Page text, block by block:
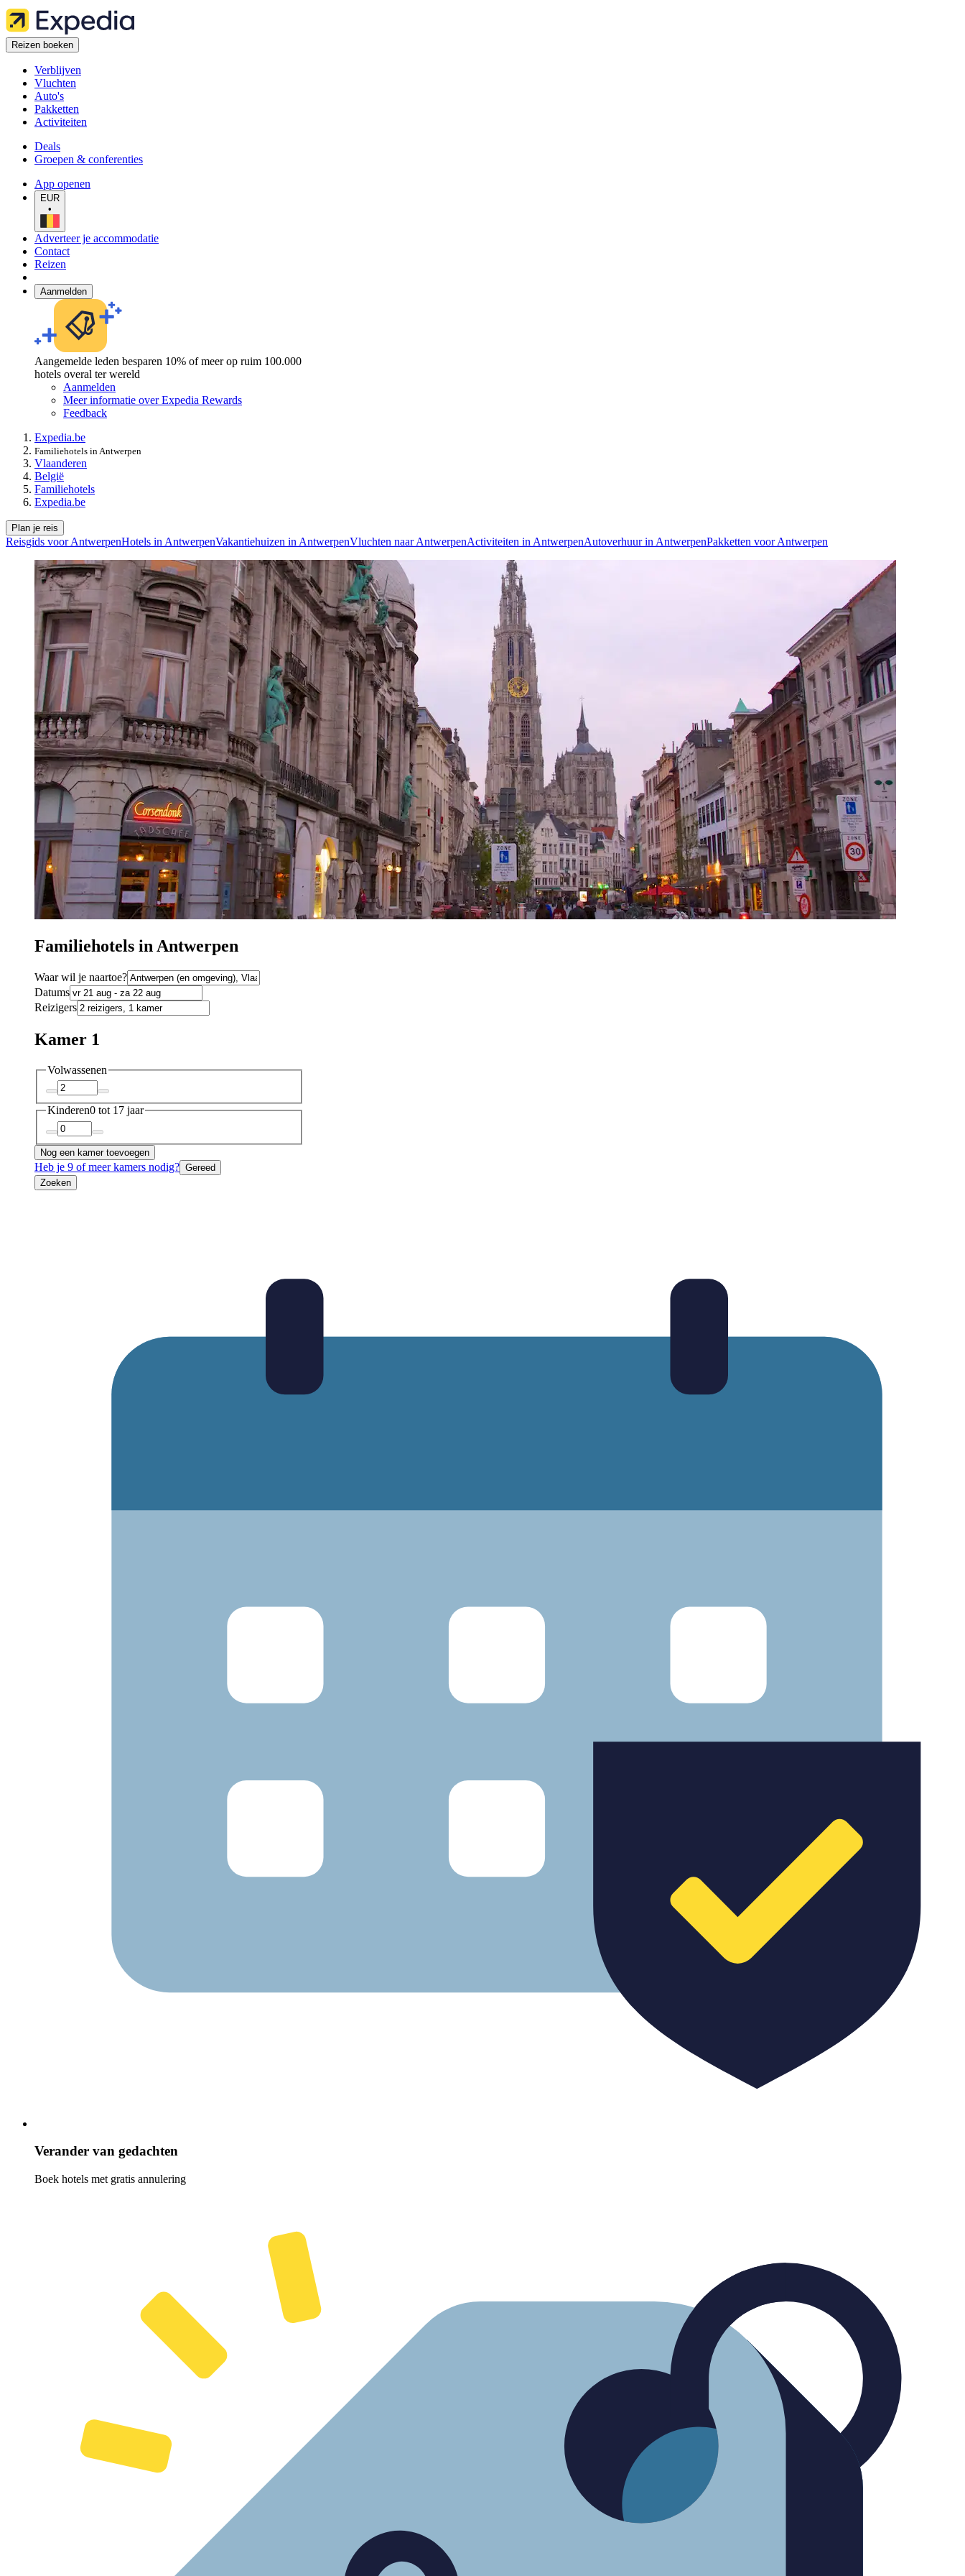
Reizen boeken
Verblijven
Vluchten
Auto's
Pakketten
Activiteiten
Deals
Groepen & conferenties
App openen
EUR
•
Adverteer je accommodatie
Contact
Reizen
Aanmelden
Aangemelde leden besparen 10% of meer op ruim 100.000
hotels overal ter wereld
Aanmelden
Meer informatie over Expedia Rewards
Feedback
Expedia.be
Familiehotels in Antwerpen
Vlaanderen
België
Familiehotels
Expedia.be
Plan je reis
Reisgids voor AntwerpenHotels in AntwerpenVakantiehuizen in AntwerpenVluchten naar AntwerpenActiviteiten in AntwerpenAutoverhuur in AntwerpenPakketten voor Antwerpen
Familiehotels in Antwerpen
Waar wil je naartoe?
Datums
Reizigers
Kamer 1
Volwassenen
Kinderen0 tot 17 jaar
Nog een kamer toevoegen
Heb je 9 of meer kamers nodig? Gereed
Zoeken
Verander van gedachten
Boek hotels met gratis annulering